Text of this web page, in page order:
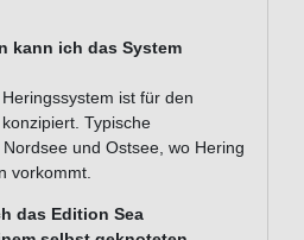
kann ich das System
ist für den
Typische
und Ostsee, wo Hering
vorkommt.
das Edition Sea